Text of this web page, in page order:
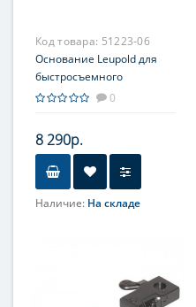
Код товара: 51223-06
Основание Leupold для
быстросъемного
кронштейна, на Brown
0
8 290р.
Наличие: На складе